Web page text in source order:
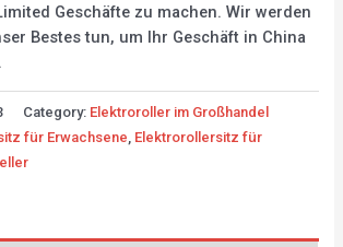
Geschäfte zu machen. Wir werden
Bestes tun, um Ihr Geschäft in China
Category: Elektroroller im Großhandel
für Erwachsene Elektrorollersitz für